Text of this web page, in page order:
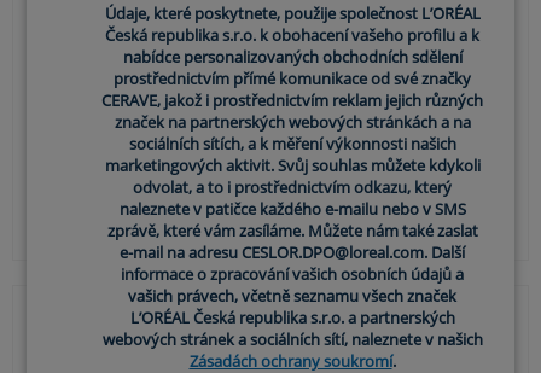
Jak často byste si měli mýt obličej?
Pravidelné mytí obličeje čisticím přípravkem
schváleným dermatologem vám pomůže udržet vaši
pleť hebkou, hydratovanou a čistou a zároveň se vyva…
Údaje, které poskytnete, použije společnost L’ORÉAL
Česká republika s.r.o. k obohacení vašeho profilu a k
nabídce personalizovaných obchodních sdělení
prostřednictvím přímé komunikace od své značky
CERAVE, jakož i prostřednictvím reklam jejich různých
značek na partnerských webových stránkách a na
sociálních sítích, a k měření výkonnosti našich
marketingových aktivit. Svůj souhlas můžete kdykoli
odvolat, a to i prostřednictvím odkazu, který
naleznete v patičce každého e-mailu nebo v SMS
zprávě, které vám zasíláme. Můžete nám také zaslat
e-mail na adresu CESLOR.DPO@loreal.com. Další
informace o zpracování vašich osobních údajů a
vašich právech, včetně seznamu všech značek
L’ORÉAL Česká republika s.r.o. a partnerských
webových stránek a sociálních sítí, naleznete v našich
Zásadách ochrany soukromí.